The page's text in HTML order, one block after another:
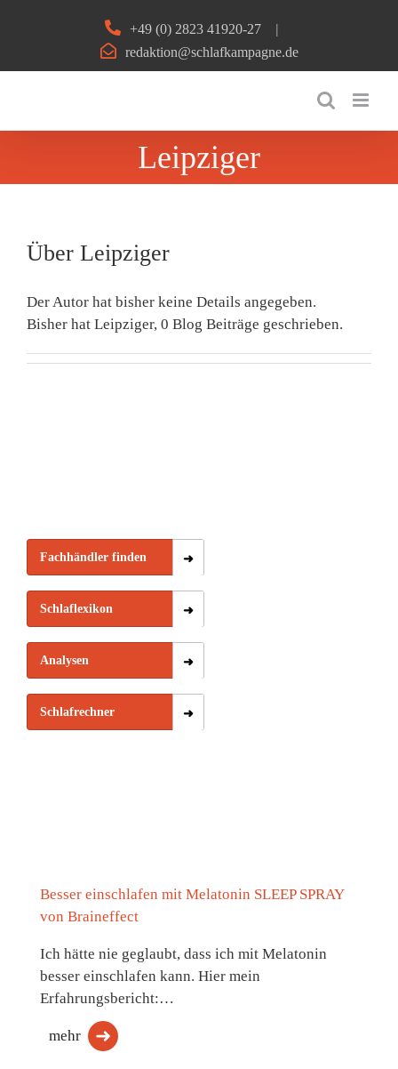
+49 (0) 2823 41920-27
|
redaktion@schlafkampagne.de
Leipziger
Über Leipziger
Der Autor hat bisher keine Details angegeben.
Bisher hat Leipziger, 0 Blog Beiträge geschrieben.
Fachhändler finden
Schlaflexikon
Analysen
Schlafrechner
Besser einschlafen mit Melatonin SLEEP SPRAY
von Braineffect
Ich hätte nie geglaubt, dass ich mit Melatonin
besser einschlafen kann. Hier mein
Erfahrungsbericht:…
mehr